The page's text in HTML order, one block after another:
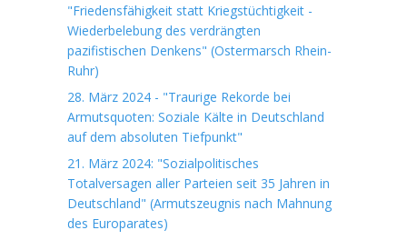
"Friedensfähigkeit statt Kriegstüchtigkeit -
Wiederbelebung des verdrängten
pazifistischen Denkens" (Ostermarsch Rhein-
Ruhr)
28. März 2024 - "Traurige Rekorde bei
Armutsquoten: Soziale Kälte in Deutschland
auf dem absoluten Tiefpunkt"
21. März 2024: "Sozialpolitisches
Totalversagen aller Parteien seit 35 Jahren in
Deutschland" (Armutszeugnis nach Mahnung
des Europarates)